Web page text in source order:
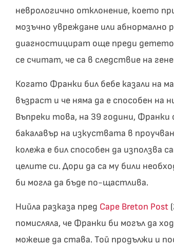
неврологично отклонение, което
мозъчно увреждане или абнормално
диагностицират още преди детето
се считат, че са в следствие на
Когато Франки бил бебе казали на
възраст и че няма да е способен
Въпреки това, на 39 години,
бакалавър на изкуствата в
колежа е бил способен да използва
целите си. Дори да са му били
би могла да бъде по-щастлива.
Нийла разказа пред Cape Breton Post
помисляла, че Франки би могъл да
можеше да става. Той продължи и